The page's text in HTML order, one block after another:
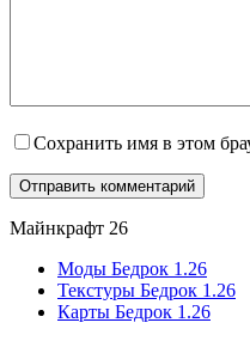
Сохранить имя в этом
Майнкрафт 26
Моды Бедрок 1.26
Текстуры Бедрок 1.26
Карты Бедрок 1.26